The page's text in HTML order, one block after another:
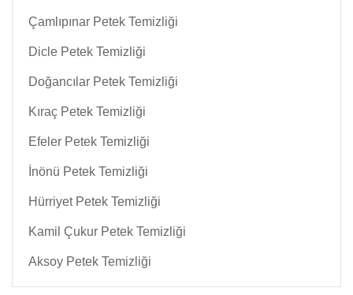
Çamlıpınar Petek Temizliği
Dicle Petek Temizliği
Doğancılar Petek Temizliği
Kıraç Petek Temizliği
Efeler Petek Temizliği
İnönü Petek Temizliği
Hürriyet Petek Temizliği
Kamil Çukur Petek Temizliği
Aksoy Petek Temizliği